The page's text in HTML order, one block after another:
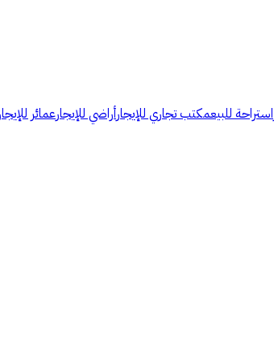
استراحة للبيعمكتب تجاري للإيجارأراضي للإيجارعمائر للإيجار